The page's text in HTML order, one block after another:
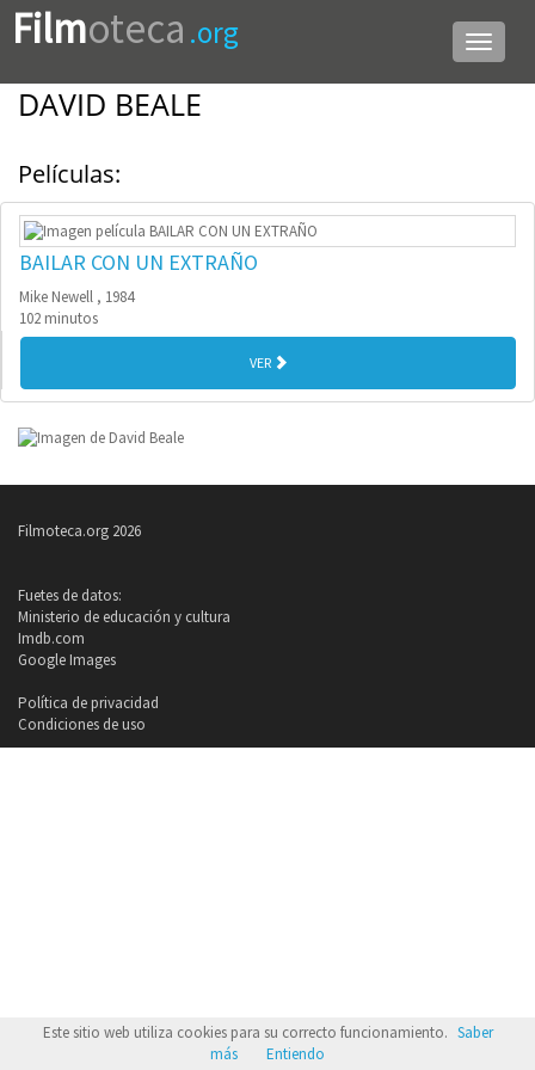
Menú
de
Filmoteca .org
DAVID BEALE
Películas:
BAILAR CON UN EXTRAÑO
Mike Newell , 1984
102 minutos
VER
Filmoteca.org 2026
Fuetes de datos:
Ministerio de educación y cultura
Imdb.com
Google Images
Política de privacidad
Condiciones de uso
Este sitio web utiliza cookies para su correcto funcionamiento. Saber
más
Entiendo